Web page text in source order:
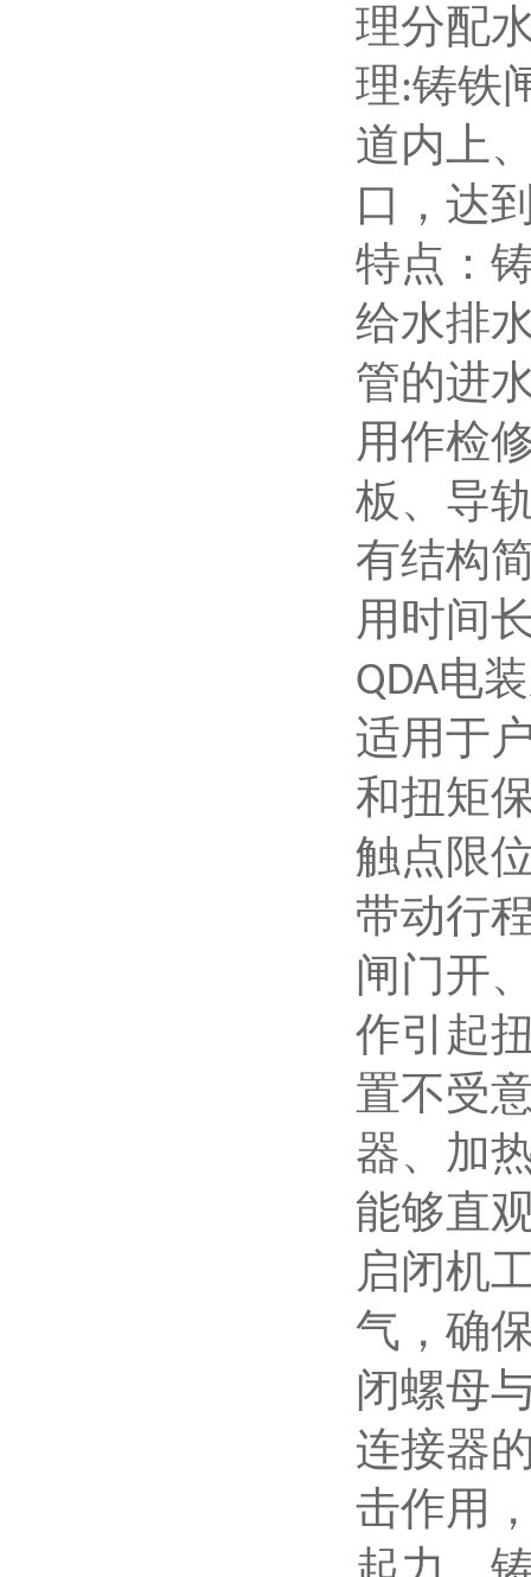
理分配
理:铸铁
道内上
口，达
特点：
给水排
管的进
用作检
板、导
有结构
用时间
QDA电
适用于
和扭矩
触点限
带动行
闸门开
作引起
置不受
器、加
能够直
启闭机
气，确
闭螺母
连接器
击作用